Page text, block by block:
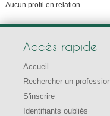
Aucun profil en relation.
Accès rapide
Accueil
Rechercher un
S'inscrire
Identifiants oubliés